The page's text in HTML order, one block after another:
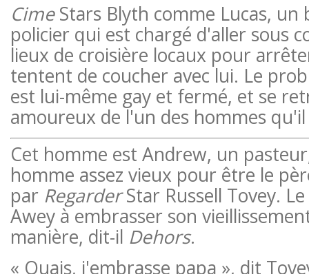
CimeStars Blyth comme Lucas, un
policier qui est chargé d'aller sous
lieux de croisière locaux pour
tentent de coucher avec lui. Le
est lui-même gay et fermé, et se
amoureux de l'un des hommes
Cet homme est Andrew, un
homme assez vieux pour être le
par RegarderStar Russell Tovey.
Awey à embrasser son
manière, dit-il Dehors.
« Ouais, j'embrasse papa », dit